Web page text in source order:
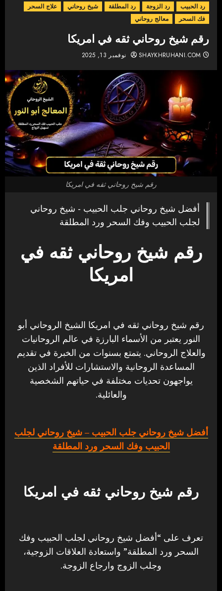
رد الحبيب رد الزوجة رد المطلقة شيخ روحاني
علاج السحر
فك السحر
معالج روحاني
رقم شيخ روحاني ثقه في امريكا
SHAYKHRUHANI.COM نوفمبر 13, 2025
رقم شيخ روحاني ثقه في امريكا
أفضل شيخ روحاني جلب الحبيب - شيخ روحاني
لجلب الحبيب وفك السحر ورد المطلقة
رقم شيخ روحاني ثقه في
امريكا
رقم شيخ روحاني ثقه في امريكا الشيخ الروحاني أبو
النور يعتبر من الأسماء البارزة في عالم الروحانيات
والعلاج الروحاني. يتمتع بسنوات من الخبرة في تقديم
المساعدة الروحانية والاستشارات للأفراد الذين
يواجهون تحديات مختلفة في حياتهم الشخصية
والعائلية.
أفضل شيخ روحاني جلب الحبيب – شيخ روحاني لجلب
الحبيب وفك السحر ورد المطلقة
رقم شيخ روحاني ثقه في امريكا
تعرف على “أفضل شيخ روحاني لجلب الحبيب وفك
السحر ورد المطلقة” واستعادة العلاقات الزوجية،
وجلب الزوج وارجاع الزوجة.